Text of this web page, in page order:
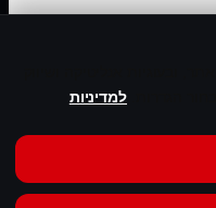
למדיניות